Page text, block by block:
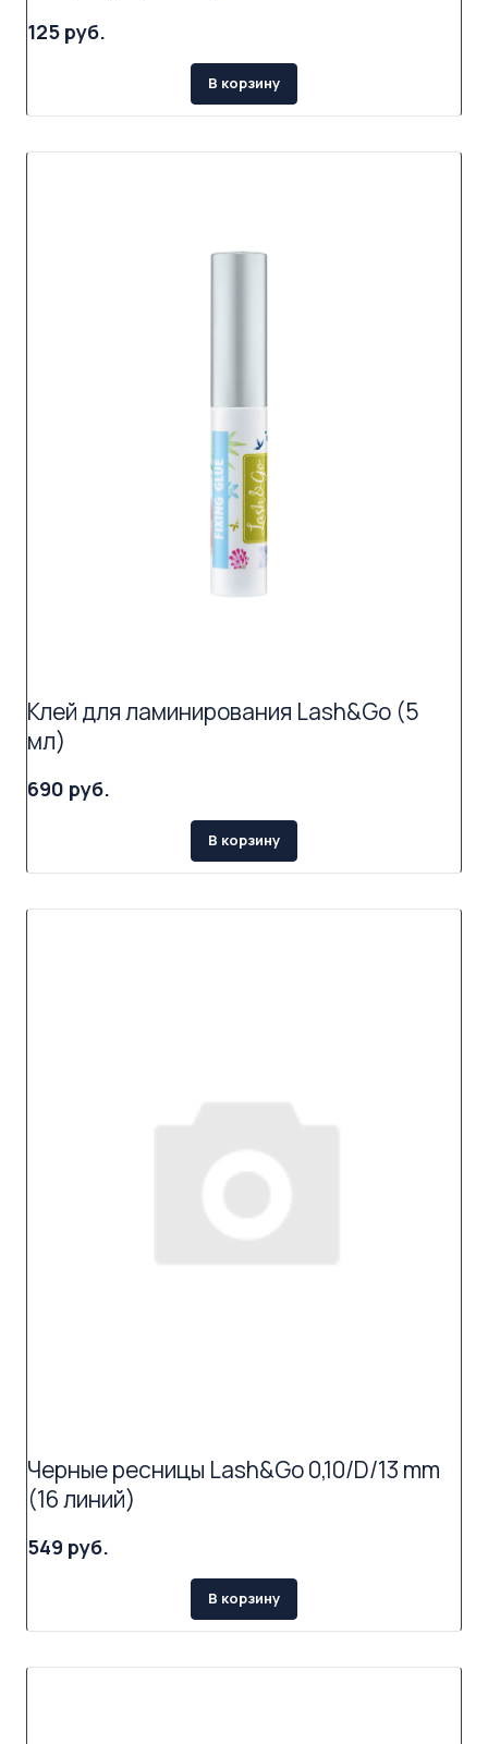
125 руб.
В корзину
Клей для ламинирования Lash&Go (5
мл)
690 руб.
В корзину
Черные ресницы Lash&Go 0,10/D/13 mm
(16 линий)
549 руб.
В корзину